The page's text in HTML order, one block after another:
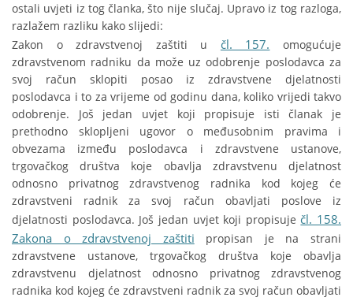
ostali uvjeti iz tog članka, što nije slučaj. Upravo iz tog razloga,
razlažem razliku kako slijedi:
Zakon o zdravstvenoj zaštiti u čl. 157. omogućuje
zdravstvenom radniku da može uz odobrenje poslodavca za
svoj račun sklopiti posao iz zdravstvene djelatnosti
poslodavca i to za vrijeme od godinu dana, koliko vrijedi takvo
odobrenje. Još jedan uvjet koji propisuje isti članak je
prethodno sklopljeni ugovor o međusobnim pravima i
obvezama između poslodavca i zdravstvene ustanove,
trgovačkog društva koje obavlja zdravstvenu djelatnost
odnosno privatnog zdravstvenog radnika kod kojeg će
zdravstveni radnik za svoj račun obavljati poslove iz
djelatnosti poslodavca. Još jedan uvjet koji propisuje čl. 158.
Zakona o zdravstvenoj zaštiti propisan je na strani
zdravstvene ustanove, trgovačkog društva koje obavlja
zdravstvenu djelatnost odnosno privatnog zdravstvenog
radnika kod kojeg će zdravstveni radnik za svoj račun obavljati